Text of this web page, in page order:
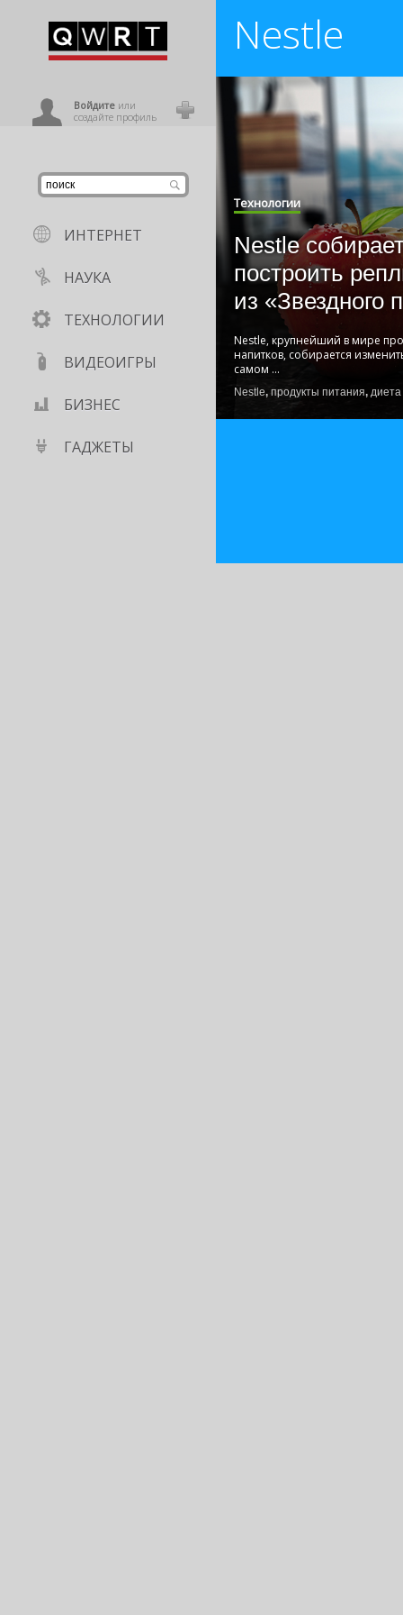
Войдитеили
создайте профиль
ИНТЕРНЕТ
НАУКА
ТЕХНОЛОГИИ
ВИДЕОИГРЫ
БИЗНЕС
ГАДЖЕТЫ
Nestle
Технологии
Nestle
построить
из «Звездного
Nestle, крупнейший в мире
напитков, собирается
самом ...
Nestle, продукты питания, диета